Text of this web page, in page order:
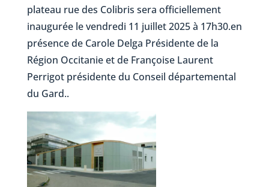
plateau rue des Colibris sera officiellement
inaugurée le vendredi 11 juillet 2025 à 17h30.en
présence de Carole Delga Présidente de la
Région Occitanie et de Françoise Laurent
Perrigot présidente du Conseil départemental
du Gard..